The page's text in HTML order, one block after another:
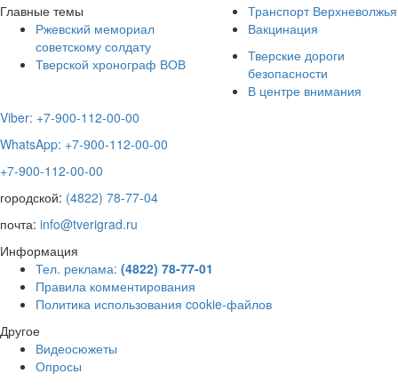
Главные темы
Ржевский мемориал
советскому солдату
Тверской хронограф ВОВ
Транспорт Верхневолжья
Вакцинация
Тверские дороги
безопасности
В центре внимания
Viber: +7-900-112-00-00
WhatsApp: +7-900-112-00-00
+7-900-112-00-00
городской: (4822) 78-77-04
почта: info@tverigrad.ru
Информация
Тел. реклама: (4822) 78-77-01
Правила комментирования
Политика использования cookie-файлов
Другое
Видеосюжеты
Опросы